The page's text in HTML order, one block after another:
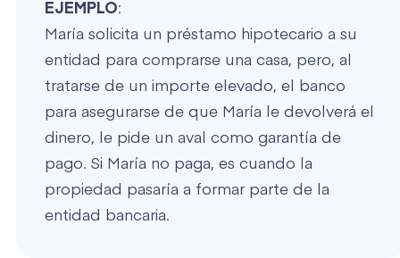
EJEMPLO:
María solicita un préstamo hipotecario a su
entidad para comprarse una casa, pero, al
tratarse de un importe elevado, el banco
para asegurarse de que María le devolverá el
dinero, le pide un aval como garantía de
pago. Si María no paga, es cuando la
propiedad pasaría a formar parte de la
entidad bancaria.